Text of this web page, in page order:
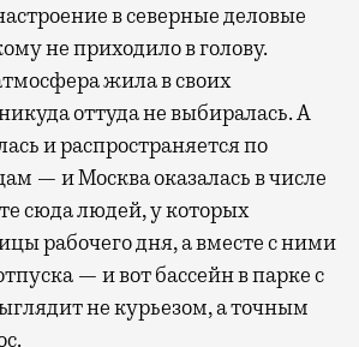
в северные деловые
не приходило в голову.
жила в своих
оттуда не выбиралась. А
и распространяется по
— и Москва оказалась в числе
сюда людей, у которых
рабочего дня, а вместе с ними
— и вот бассейн в парке с
не курьезом, а точным